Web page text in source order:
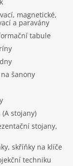
magnetické,
a paravány
tabule
šanony
(A stojany)
stojany,
skříňky na klíče
techniku